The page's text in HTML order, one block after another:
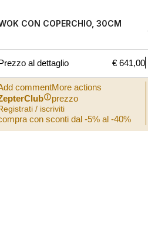
CON COPERCHIO, 30CM
al dettaglio € 641,00
commentMore actions
prezzo
/ iscriviti
con sconti dal -5% al -40%